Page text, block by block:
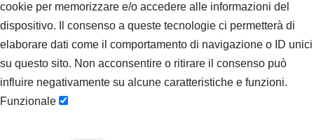
cookie per memorizzare e/o accedere alle informazioni del
dispositivo. Il consenso a queste tecnologie ci permetterà di
elaborare dati come il comportamento di navigazione o ID unici
su questo sito. Non acconsentire o ritirare il consenso può
influire negativamente su alcune caratteristiche e funzioni.
Funzionale